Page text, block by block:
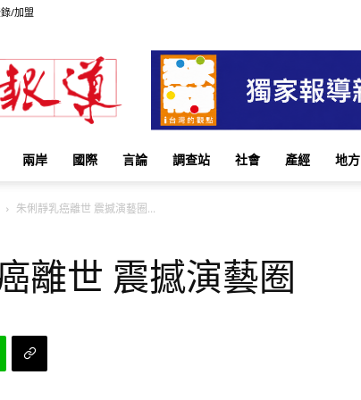
/加盟
報
兩岸 國際 言論 調查站 社會 產經 地方
朱俐靜乳癌離世 震撼演藝圈...
離世 震撼演藝圈